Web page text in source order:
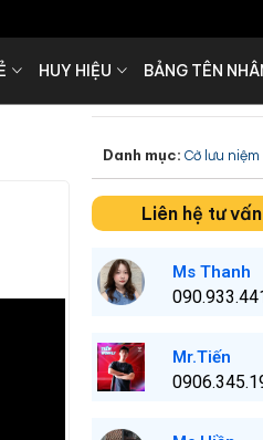
HUY HIỆU BẢNG TÊN
Danh mục:Cờ lưu niệm
Liên hệ tư
Ms Thanh
Mr.Tiến